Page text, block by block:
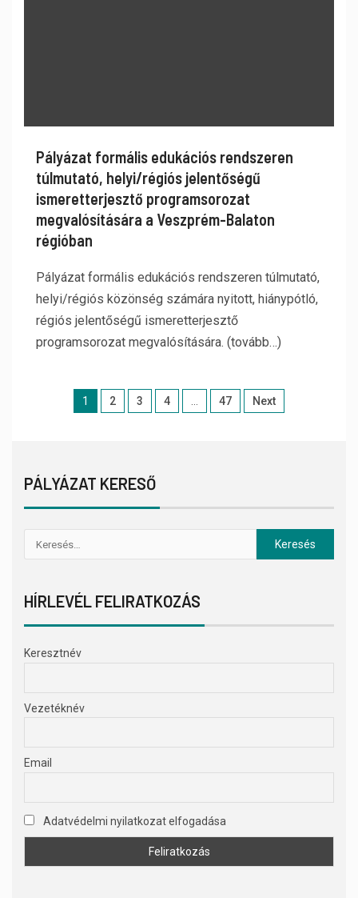
Pályázat formális edukációs rendszeren
túlmutató, helyi/régiós jelentőségű
ismeretterjesztő programsorozat
megvalósítására a Veszprém-Balaton
régióban
Pályázat formális edukációs rendszeren túlmutató,
helyi/régiós közönség számára nyitott, hiánypótló,
régiós jelentőségű ismeretterjesztő
programsorozat megvalósítására. (tovább…)
1 2 3 4 47 Next
PÁLYÁZAT KERESŐ
HÍRLEVÉL FELIRATKOZÁS
Keresztnév
Vezetéknév
Email
Adatvédelmi nyilatkozat elfogadása